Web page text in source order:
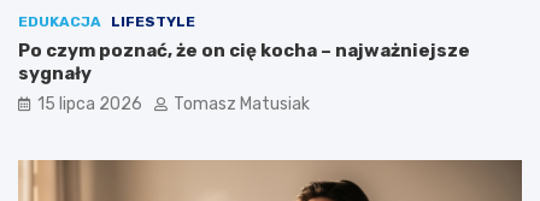
EDUKACJA LIFESTYLE
Po czym poznać, że on cię kocha – najważniejsze
sygnały
15 lipca 2026 Tomasz Matusiak